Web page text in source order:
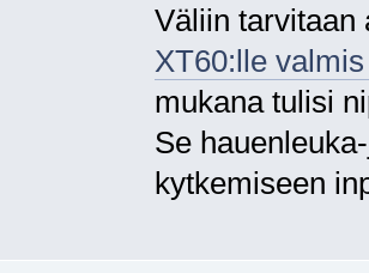
Väliin tarvitaan
XT60:lle
mukana tulisi
Se
kytkemiseen